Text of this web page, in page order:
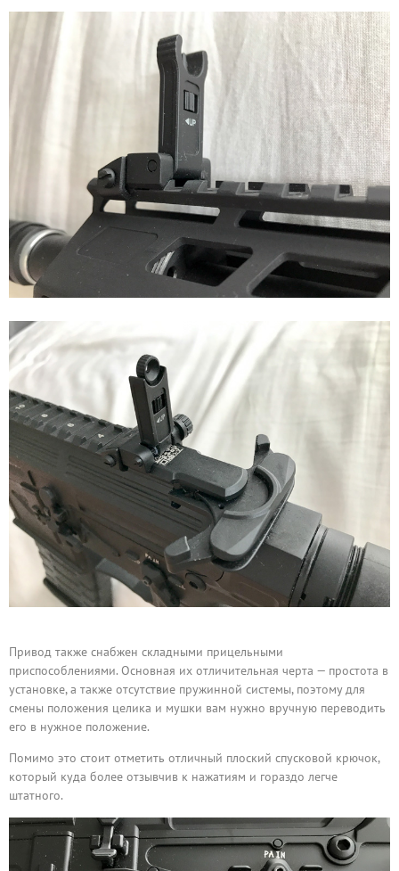
Привод также снабжен складными прицельными
приспособлениями. Основная их отличительная черта — простота в
установке, а также отсутствие пружинной системы, поэтому для
смены положения целика и мушки вам нужно вручную переводить
его в нужное положение.
Помимо это стоит отметить отличный плоский спусковой крючок,
который куда более отзывчив к нажатиям и гораздо легче
штатного.